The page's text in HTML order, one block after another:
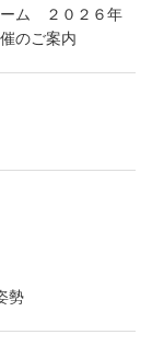
ーム ２０２６年
のご案内
勢